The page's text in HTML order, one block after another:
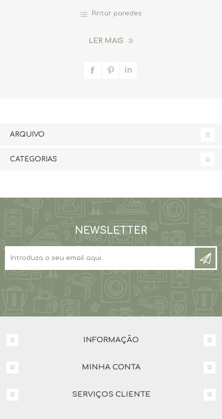
Pintar paredes
LER MAIS
ARQUIVO
CATEGORIAS
NEWSLETTER
INFORMAÇÃO
MINHA CONTA
SERVIÇOS CLIENTE